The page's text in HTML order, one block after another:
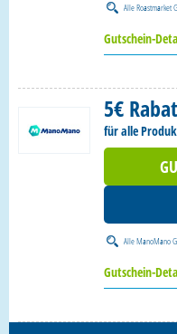
AlleRoastmarket
Gutschein-
5€
für alle
AlleManoMano
Gutschein-